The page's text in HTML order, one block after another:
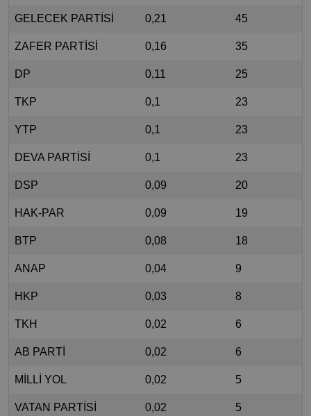
GELECEK PARTİSİ 0,21 45
ZAFER PARTİSİ 0,16 35
DP 0,11 25
TKP 0,1 23
YTP 0,1 23
DEVA PARTİSİ 0,1 23
DSP 0,09 20
HAK-PAR 0,09 19
BTP 0,08 18
ANAP 0,04 9
HKP 0,03 8
TKH 0,02 6
AB PARTİ 0,02 6
MİLLİ YOL 0,02 5
VATAN PARTİSİ 0,02 5